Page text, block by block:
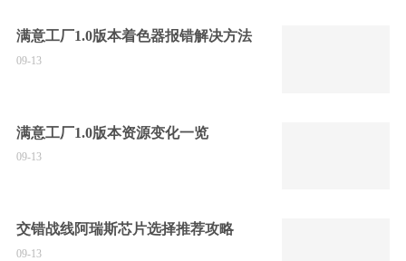
满意工厂1.0版本着色器报错解决方法
09-13
满意工厂1.0版本资源变化一览
09-13
交错战线阿瑞斯芯片选择推荐攻略
09-13